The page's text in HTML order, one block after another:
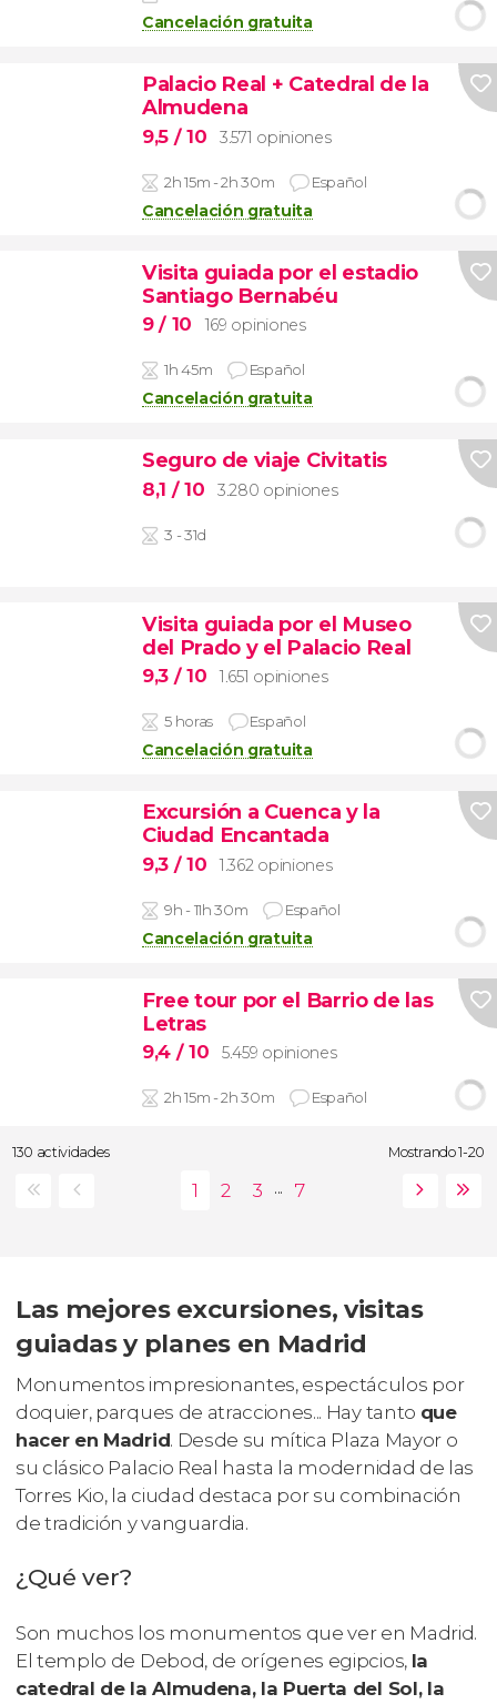
Cancelación gratuita
Palacio Real + Catedral de la
Almudena
9,5 / 10 3.571 opiniones
2h 15m - 2h 30m Español
Cancelación gratuita
Visita guiada por el estadio
Santiago Bernabéu
9/ 10 169 opiniones
1h 45m Español
Cancelación gratuita
Seguro de viaje Civitatis
8,1 / 10 3.280 opiniones
3 - 31d
Visita guiada por el Museo
del Prado y el Palacio Real
9,3 / 10 1.651 opiniones
5 horas Español
Cancelación gratuita
Excursión a Cuenca y la
Ciudad Encantada
9,3 / 10 1.362 opiniones
9h - 11h 30m Español
Cancelación gratuita
Free tour por el Barrio de las
Letras
9,4 / 10 5.459 opiniones
2h 15m - 2h 30m Español
130 actividades Mostrando 1-20
...
Las mejores excursiones, visitas
guiadas y planes en Madrid
Monumentos impresionantes, espectáculos por
doquier, parques de atracciones... Hay tanto que
hacer en Madrid. Desde su mítica Plaza Mayor o
su clásico Palacio Real hasta la modernidad de las
Torres Kio, la ciudad destaca por su combinación
de tradición y vanguardia.
¿Qué ver?
Son muchos los monumentos que ver en Madrid.
El templo de Debod, de orígenes egipcios, la
catedral de la Almudena, la Puerta del Sol, la